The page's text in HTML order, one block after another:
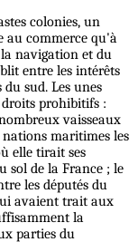
colonies, un
au commerce qu'à
navigation et du
entre les intérêts
sud. Les unes
droits prohibitifs :
vaisseaux
maritimes les
elle tirait ses
sol de la France ; le
les députés du
avaient trait aux
la
parties du